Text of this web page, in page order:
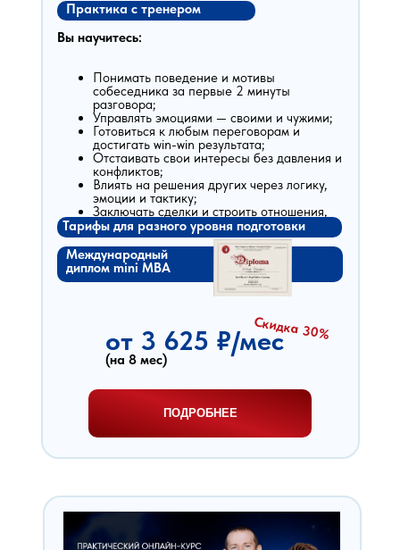
Вы научитесь:
Понимать поведение и мотивы
собеседника за первые 2 минуты
разговора;
Управлять эмоциями — своими и чужими;
Готовиться к любым переговорам и
достигать win-win результата;
Отстаивать свои интересы без давления и
конфликтов;
Влиять на решения других через логику,
эмоции и тактику;
Заключать сделки и строить отношения,
выгодные обеим сторонам
Тарифы для разного уровня подготовки
от 3 625 ₽/месСкидка 30%
(на 8 мес)
Международный
диплом mini MBA
Практика с тренером
ПОДРОБНЕЕ